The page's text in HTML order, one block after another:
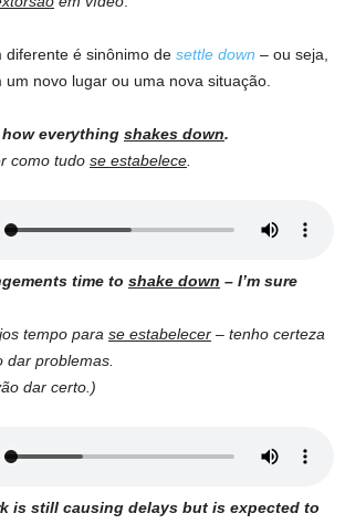
diferente é sinônimo de settle down – ou seja,
um novo lugar ou uma nova situação.
how everything shakes down.
como tudo se estabelece
time to shake down – I’m sure
tempo para se estabelecer – tenho certeza
dar problemas.
dar certo.)
is still causing delays but is expected to